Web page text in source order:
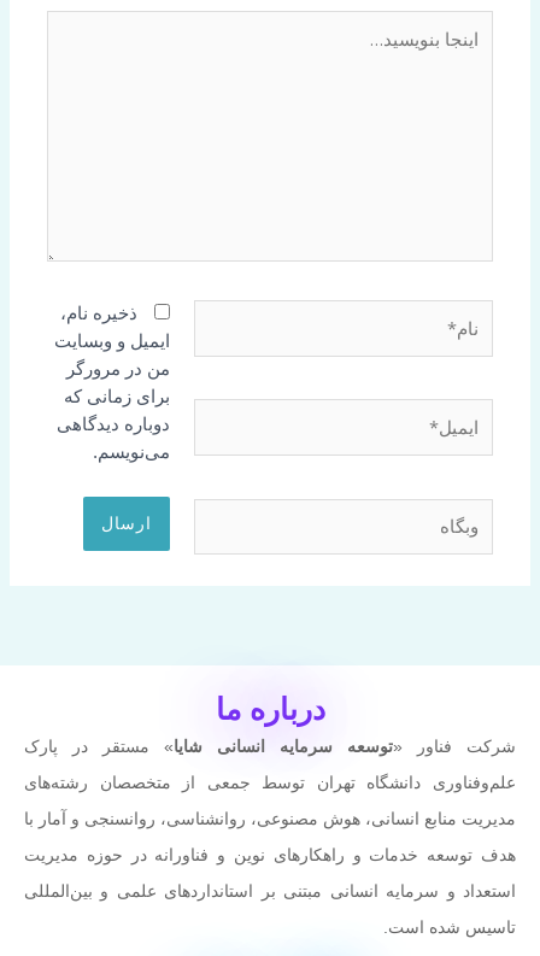
بنویسید…
ذخیره نام،
ایمیل و وبسایت
من در مرورگر
برای زمانی که
دوباره دیدگاهی
می‌نویسم.
درباره ما
شرکت فناور «توسعه سرمایه انسانی شایا» مستقر در پارک
علم‌وفناوری دانشگاه تهران توسط جمعی از متخصصان رشته‌های
مدیریت منابع انسانی، هوش مصنوعی، روانشناسی، روانسنجی و آمار با
هدف توسعه خدمات و راهکارهای نوین و فناورانه در حوزه مدیریت
استعداد و سرمایه انسانی مبتنی بر استانداردهای علمی و بین‌المللی
تاسیس شده است.